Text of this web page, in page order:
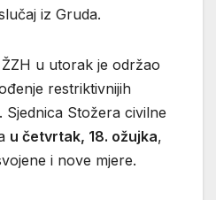
iz Gruda.
u utorak je održao
restriktivnijih
Sjednica Stožera civilne
u četvrtak, 18. ožujka,
i nove mjere.